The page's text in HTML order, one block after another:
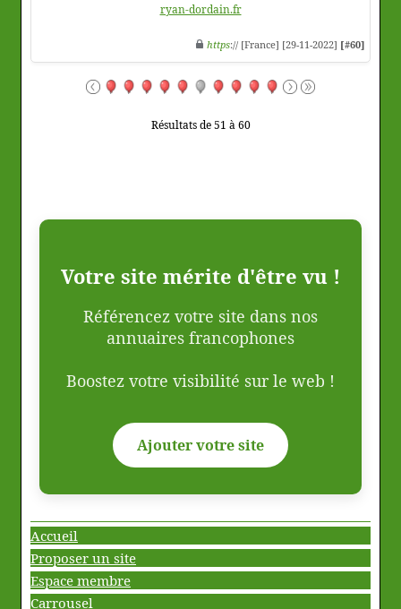
ryan-dordain.fr
https:// [France] [29-11-2022] [#60]
Résultats de 51 à 60
Votre site mérite d'être vu !
Référencez votre site dans nos
annuaires francophones
Boostez votre visibilité sur le web !
Ajouter votre site
Accueil
Proposer un site
Espace membre
Carrousel